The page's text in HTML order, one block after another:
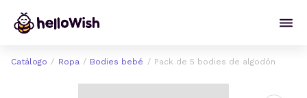
Catálogo Ropa Bodies bebé Pack de 5 bodies de algodón